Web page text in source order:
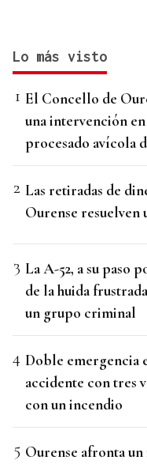
Lo más visto
El Concello de
una intervención
procesado avícola
Las retiradas de
Ourense resuelven
La A-52, a su paso
de la huida
un grupo criminal
Doble emergencia
accidente con tres
con un incendio
Ourense afronta un